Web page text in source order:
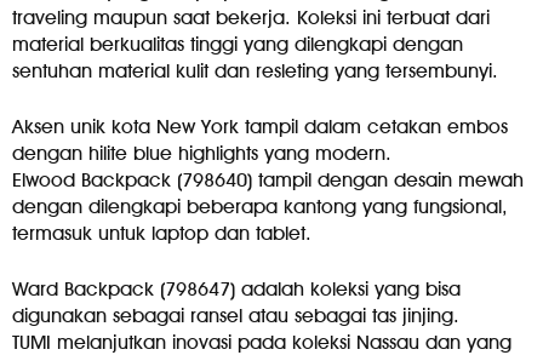
traveling maupun saat bekerja. Koleksi ini terbuat dari
material berkualitas tinggi yang dilengkapi dengan
sentuhan material kulit dan resleting yang tersembunyi.
Aksen unik kota New York tampil dalam cetakan embos
dengan hilite blue highlights yang modern.
Elwood Backpack (798640) tampil dengan desain mewah
dengan dilengkapi beberapa kantong yang fungsional,
termasuk untuk laptop dan tablet.
Ward Backpack (798647) adalah koleksi yang bisa
digunakan sebagai ransel atau sebagai tas jinjing.
TUMI melanjutkan inovasi pada koleksi Nassau dan yang